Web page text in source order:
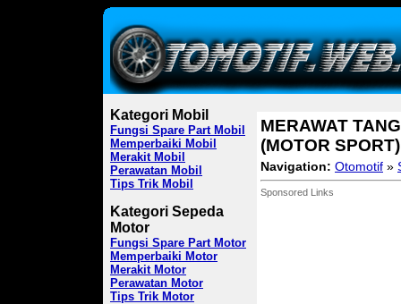
Kategori Mobil
Fungsi Spare Part Mobil
Memperbaiki Mobil
Merakit Mobil
Perawatan Mobil
Tips Trik Mobil
Kategori Sepeda
Motor
Fungsi Spare Part Motor
Memperbaiki Motor
Merakit Motor
Perawatan Motor
Tips Trik Motor
MERAWAT
(MOTOR SPORT)
Navigation: Otomotif »
Sponsored Links